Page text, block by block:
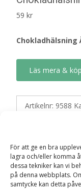
För att ge en bra
lagra och/eller komma
dessa tekniker kan vi
på denna webbplats.
samtycke kan detta
59 kr
Chokladhälsning
Läs mera & köp
Artikelnr: 9588
Presenter till
Romantiska
Recensioner